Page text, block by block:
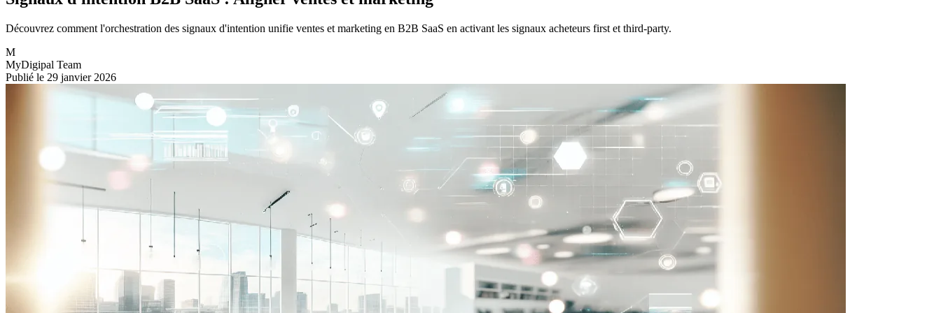
Découvrez comment l'orchestration des signaux d'intention unifie ventes et marketing en B2B SaaS en activant les signaux acheteurs first et third-party.
M
MyDigipal Team
Publié le 29 janvier 2026